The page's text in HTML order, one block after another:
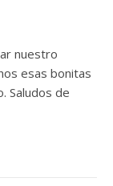
nuestro
esas bonitas
Saludos de